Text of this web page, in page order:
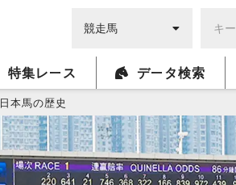
特集レース データ検索
日本馬の歴史